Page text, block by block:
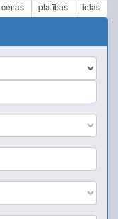
cenas platības ielas